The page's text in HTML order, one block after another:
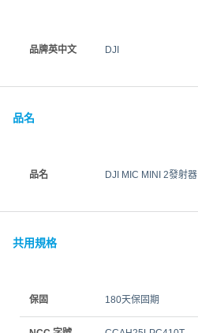
品牌英中文 DJI
品名
品名 DJI MIC MINI 2發射器
共用規格
保固 180天保固期